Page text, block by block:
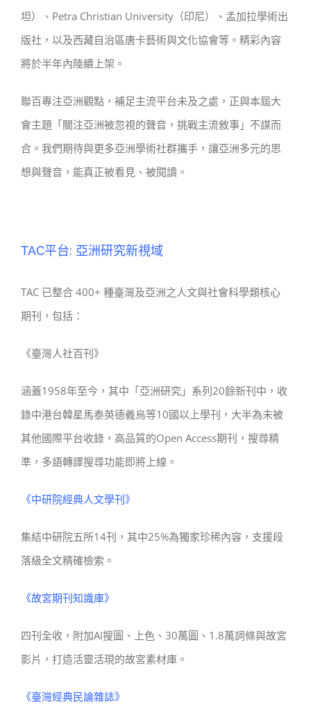
坦）、Petra Christian University（印尼）、孟加拉學術出
版社，以及西藏自治區唐卡藝術與文化協會等。精彩內容
將於半年內陸續上架。
聯百專注亞洲觀點，補足主流平台未及之處，正與本屆大
會主題「關注亞洲被忽視的聲音，挑戰主流敘事」不謀而
合。我們期待與更多亞洲學術社群攜手，讓亞洲多元的思
想與聲音，能真正被看見、被閱讀。
TAC平台: 亞洲研究新視域
TAC 已整合 400+ 種臺灣及亞洲之人文與社會科學類核心
期刊，包括：
《臺灣人社百刊》
涵蓋1958年至今，其中「亞洲研究」系列20餘新刊中，收
錄中港台韓星馬泰英德義烏等10國以上學刊，大半為未被
其他國際平台收錄，高品質的Open Access期刊，搜尋精
準，多語轉譯搜尋功能即將上線。
《中研院經典人文學刊》
集結中研院五所14刊，其中25%為獨家珍稀內容，支援段
落級全文精確檢索。
《故宮期刊知識庫》
四刊全收，附加AI搜圖、上色、30萬圖、1.8萬詞條與故宮
影片，打造活靈活現的故宮素材庫。
《臺灣經典民論雜誌》